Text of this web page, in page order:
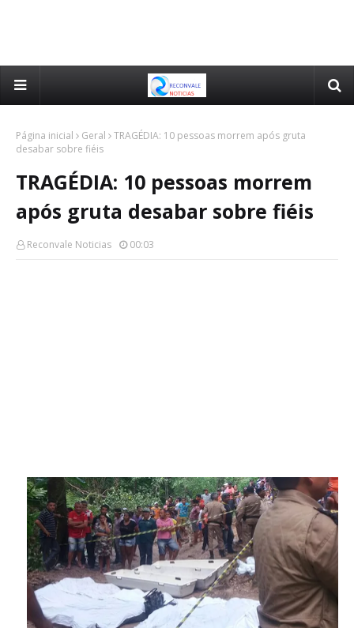
Página inicial Geral
TRAGÉDIA: 10 pessoas morrem após gruta
desabar sobre fiéis
TRAGÉDIA: 10 pessoas morrem
após gruta desabar sobre fiéis
Reconvale Noticias 00:03